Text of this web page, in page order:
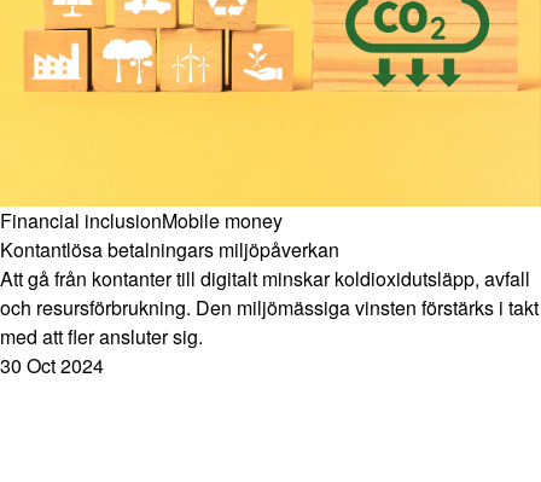
Financial inclusionMobile money
Kontantlösa betalningars miljöpåverkan
Att gå från kontanter till digitalt minskar koldioxidutsläpp, avfall
och resursförbrukning. Den miljömässiga vinsten förstärks i takt
med att fler ansluter sig.
30 Oct 2024